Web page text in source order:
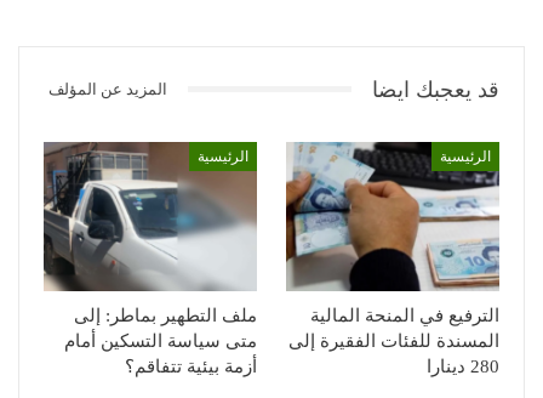
قد يعجبك ايضا المزيد عن المؤلف
الرئيسية
الترفيع في المنحة المالية
المسندة للفئات الفقيرة إلى
280 دينارا
الرئيسية
ملف التطهير بماطر: إلى
متى سياسة التسكين أمام
أزمة بيئية تتفاقم؟